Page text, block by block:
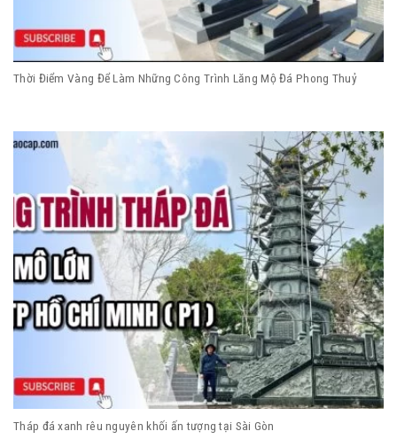
Thời Điểm Vàng Để Làm Những Công Trình Lăng Mộ Đá Phong Thuỷ
Tháp đá xanh rêu nguyên khối ấn tượng tại Sài Gòn